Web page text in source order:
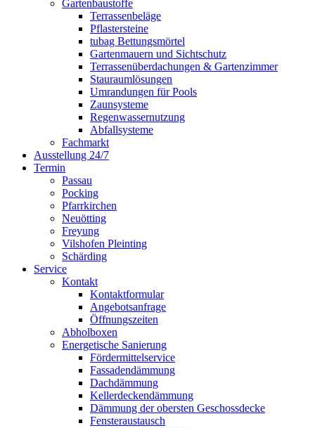
Gartenbaustoffe
Terrassenbeläge
Pflastersteine
tubag Bettungsmörtel
Gartenmauern und Sichtschutz
Terrassenüberdachungen & Gartenzimmer
Stauraumlösungen
Umrandungen für Pools
Zaunsysteme
Regenwassernutzung
Abfallsysteme
Fachmarkt
Ausstellung 24/7
Termin
Passau
Pocking
Pfarrkirchen
Neuötting
Freyung
Vilshofen Pleinting
Schärding
Service
Kontakt
Kontaktformular
Angebotsanfrage
Öffnungszeiten
Abholboxen
Energetische Sanierung
Fördermittelservice
Fassadendämmung
Dachdämmung
Kellerdeckendämmung
Dämmung der obersten Geschossdecke
Fensteraustausch